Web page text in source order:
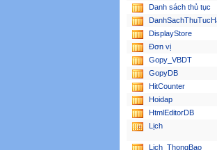
Danh sách thủ tục
DisplayStore
Đơn vị
Gopy_VBDT
GopyDB
HitCounter
Hoidap
HtmlEditorDB
Lịch
Lich_ThongBao